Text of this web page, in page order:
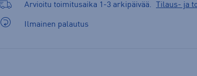
Arvioitu toimitusaika 1-3 arkipäivää. Tilaus- ja
Ilmainen palautus